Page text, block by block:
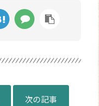
次の記事